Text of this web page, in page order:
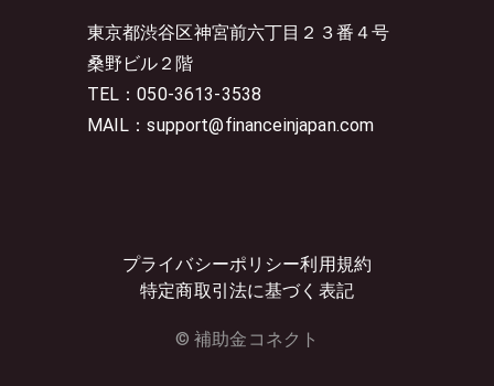
東京都渋谷区神宮前六丁目２３番４号
桑野ビル２階
TEL：050-3613-3538
MAIL：support@financeinjapan.com
プライバシーポリシー利用規約
特定商取引法に基づく表記
© 補助金コネクト